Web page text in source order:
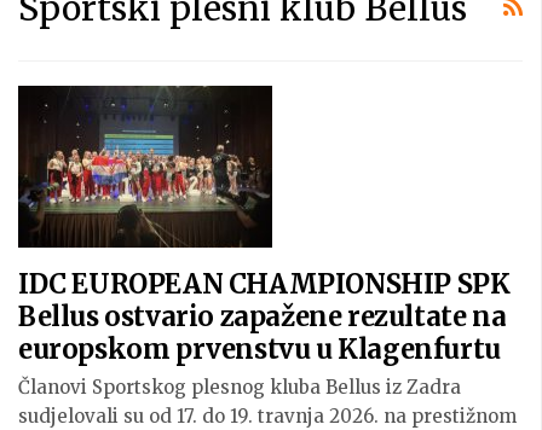
IDC EUROPEAN CHAMPIONSHIP SPK
Bellus ostvario zapažene rezultate na
europskom prvenstvu u Klagenfurtu
Članovi Sportskog plesnog kluba Bellus iz Zadra
sudjelovali su od 17. do 19. travnja 2026. na prestižnom